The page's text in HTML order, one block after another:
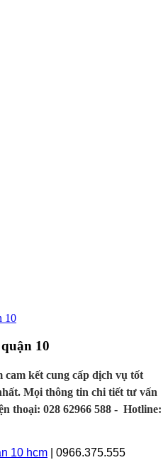
10
cam kết cung cấp dịch vụ tốt
Mọi thông tin chi tiết tư vấn
thoại: 028 62966 588 - Hotline:
10 hcm | 0966.375.555